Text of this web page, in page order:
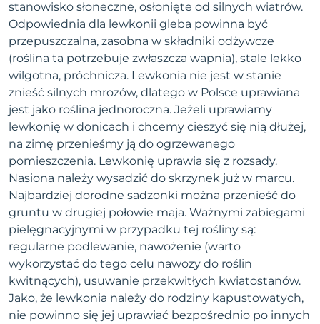
stanowisko słoneczne, osłonięte od silnych wiatrów.
Odpowiednia dla lewkonii gleba powinna być
przepuszczalna, zasobna w składniki odżywcze
(roślina ta potrzebuje zwłaszcza wapnia), stale lekko
wilgotna, próchnicza. Lewkonia nie jest w stanie
znieść silnych mrozów, dlatego w Polsce uprawiana
jest jako roślina jednoroczna. Jeżeli uprawiamy
lewkonię w donicach i chcemy cieszyć się nią dłużej,
na zimę przenieśmy ją do ogrzewanego
pomieszczenia. Lewkonię uprawia się z rozsady.
Nasiona należy wysadzić do skrzynek już w marcu.
Najbardziej dorodne sadzonki można przenieść do
gruntu w drugiej połowie maja. Ważnymi zabiegami
pielęgnacyjnymi w przypadku tej rośliny są:
regularne podlewanie, nawożenie (warto
wykorzystać do tego celu nawozy do roślin
kwitnących), usuwanie przekwitłych kwiatostanów.
Jako, że lewkonia należy do rodziny kapustowatych,
nie powinno się jej uprawiać bezpośrednio po innych